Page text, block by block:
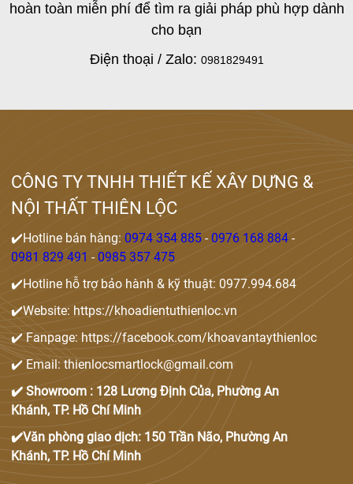
hoàn toàn miễn phí để tìm ra giải pháp phù hợp dành
cho bạn
Điện thoại / Zalo: 0981829491
CÔNG TY TNHH THIẾT KẾ XÂY DỰNG &
NỘI THẤT THIÊN LỘC
✔️Hotline bán hàng: 0974 354 885 - 0976 168 884 -
0981 829 491 - 0985 357 475
✔️Hotline hỗ trợ bảo hành & kỹ thuật: 0977.994.684
✔️Website: https://khoadientuthienloc.vn
✔️ Fanpage: https://facebook.com/khoavantaythienloc
✔️ Email: thienlocsmartlock@gmail.com
✔️ Showroom : 128 Lương Định Của, Phường An
Khánh, TP. Hồ Chí Minh
✔️Văn phòng giao dịch: 150 Trần Não, Phường An
Khánh, TP. Hồ Chí Minh